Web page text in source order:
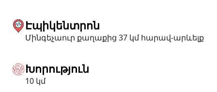
Էպիկենտրոն
Մինգեչաուր քաղաքից 37 կմ հարավ-արևելք
Խորություն
10 կմ